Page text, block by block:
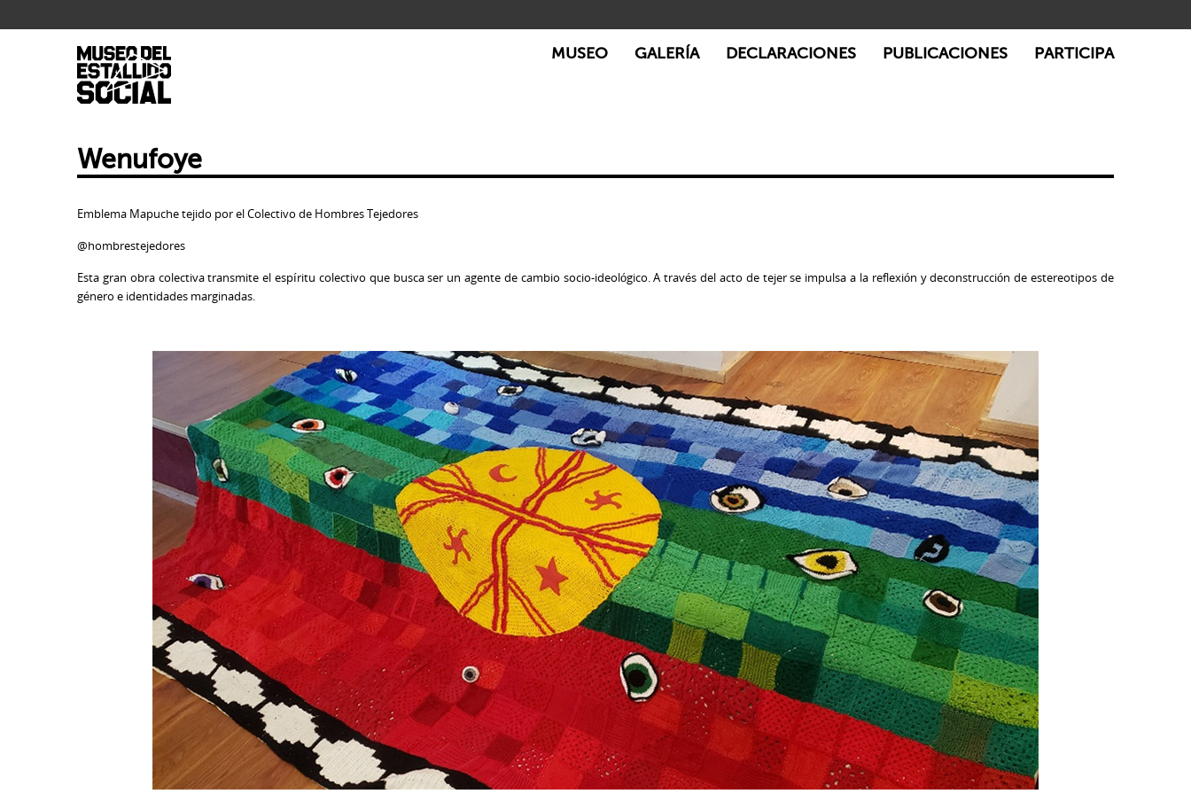
MUSEO GALERÍA DECLARACIONES PUBLICACIONES PARTICIPA
Wenufoye
Emblema Mapuche tejido por el Colectivo de Hombres Tejedores
@hombrestejedores
Esta gran obra colectiva transmite el espíritu colectivo que busca ser un agente de cambio socio-ideológico. A través del acto de tejer se impulsa a la reflexión y deconstrucción de estereotipos de
género e identidades marginadas.